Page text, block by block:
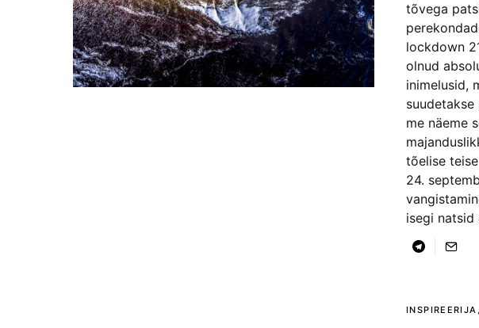
tõvega
lockdown
olnud
inimelusid,
suudetakse
me näeme
tõelise
24.
isegi natsid
INSPIREERIJA